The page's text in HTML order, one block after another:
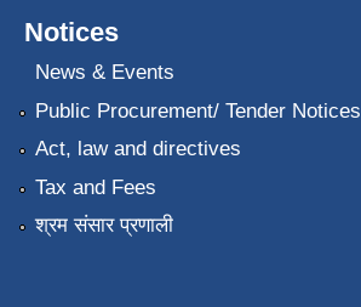
Notices
News & Events
Public Procurement/ Tender Notices
Act, law and directives
Tax and Fees
श्रम संसार प्रणाली